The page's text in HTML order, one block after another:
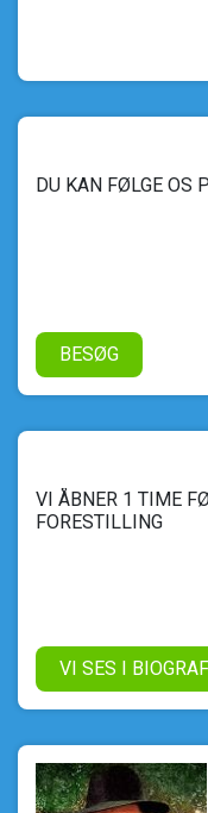
DU KAN FØLGE OS
BESØG
VI ÅBNER 1 TIME
FORESTILLING
VI SES I